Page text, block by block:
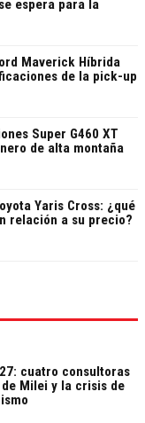
espera para la
Maverick Híbrida
de la pick-up
Super G460 XT
de alta montaña
Yaris Cross: ¿qué
relación a su precio?
cuatro consultoras
Milei y la crisis de